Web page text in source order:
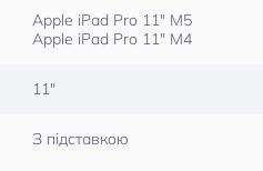
Apple iPad Pro 11″ M5
Apple iPad Pro 11″ M4
11″
З підставкою